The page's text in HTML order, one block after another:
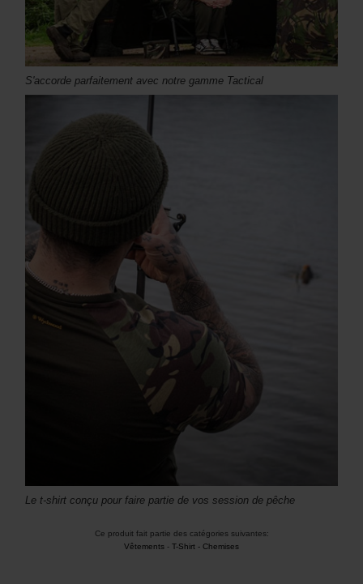
S'accorde parfaitement avec notre gamme Tactical
Le t-shirt conçu pour faire partie de vos session de pêche
Ce produit fait partie des catégories suivantes:
Vêtements - T-Shirt - Chemises